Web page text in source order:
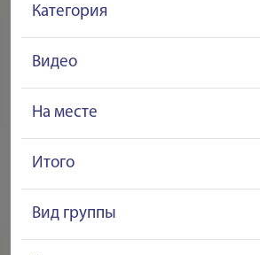
Категория
Видео
На месте
Итого
Вид группы